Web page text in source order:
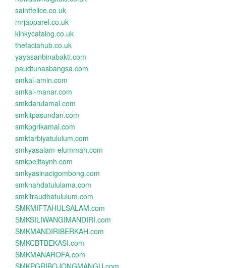
saintfelice.co.uk
mrjapparel.co.uk
kinkycatalog.co.uk
thefaciahub.co.uk
yayasanbinabakti.com
paudtunasbangsa.com
smkal-amin.com
smkal-manar.com
smkdarulamal.com
smkitpasundan.com
smkpgrikamal.com
smktarbiyatululum.com
smkyasalam-elummah.com
smkpelitaynh.com
smkyasinacigombong.com
smknahdatululama.com
smkitraudhatululum.com
SMKMIFTAHULSALAM.com
SMKSILIWANGIMANDIRI.com
SMKMANDIRIBERKAH.com
SMKCBTBEKASI.com
SMKMANAROFA.com
SMKPGRIBOJONGMANGU.com